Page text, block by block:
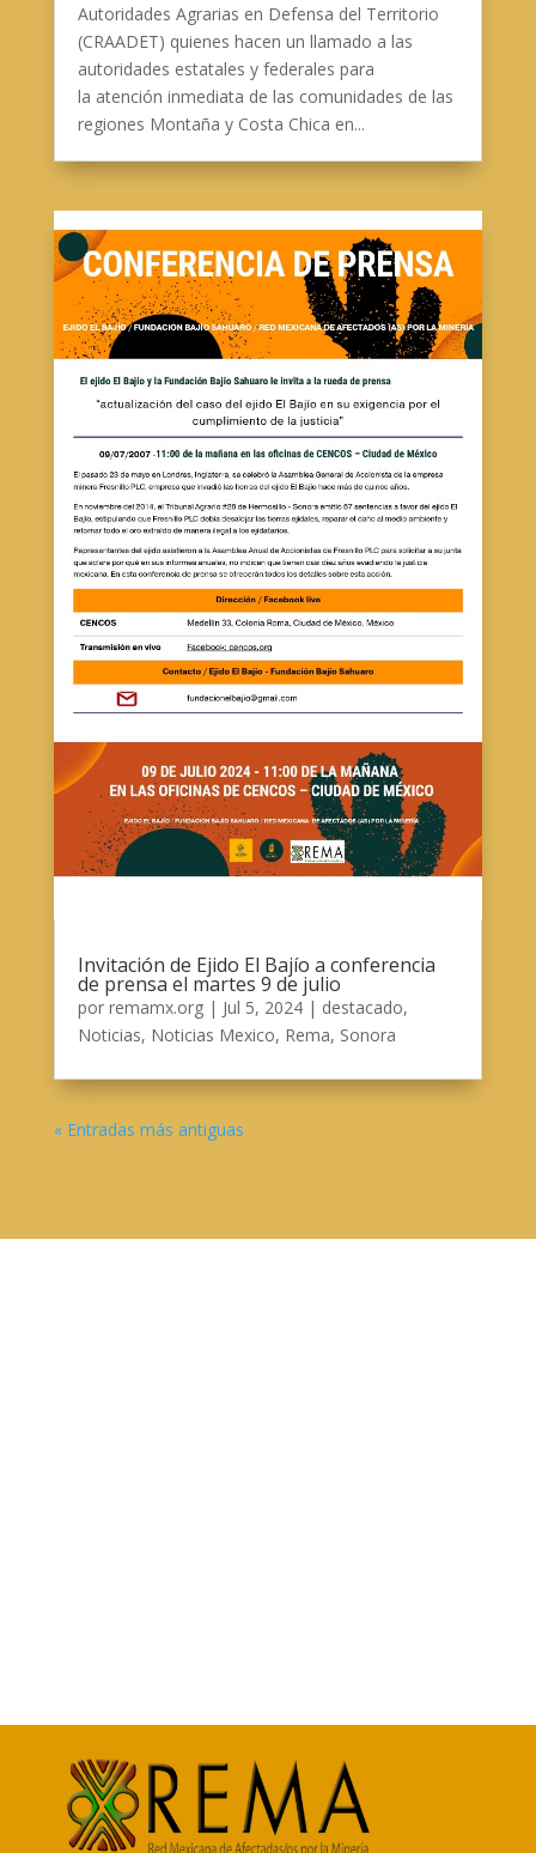
Autoridades Agrarias en Defensa del Territorio
(CRAADET) quienes hacen un llamado a las
autoridades estatales y federales para
la atención inmediata de las comunidades de las
regiones Montaña y Costa Chica en...
Invitación de Ejido El Bajío a conferencia
de prensa el martes 9 de julio
por remamx.org| Jul 5, 2024| destacado,
Noticias, Noticias Mexico, Rema, Sonora
« Entradas más antiguas